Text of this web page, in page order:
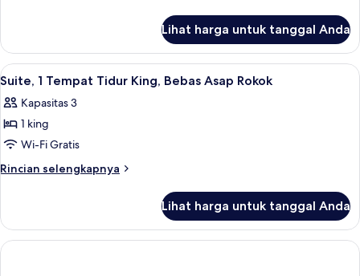
King,
Bebas
Asap
Rokok
Kamar,
Tempat
King,
Bebas
Rokok
Lihat harga untuk tanggal Anda
Lihat
semua
foto
untuk
Suite,
1
King,
Bebas
Asap
1
Suite, 1 Tempat Tidur King, Bebas Asap Rokok
Kapasitas 3
1 king
Wi-Fi Gratis
Rincian selengkapnya
Rincian
Suite,
Tempat
Lihat harga untuk tanggal Anda